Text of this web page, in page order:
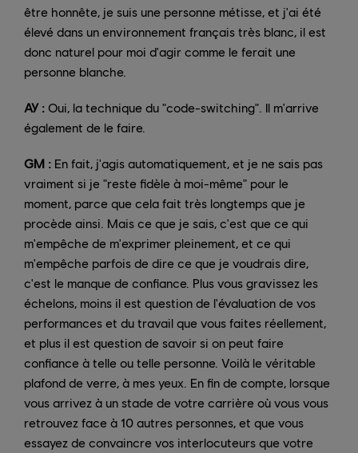
être honnête, je suis une personne métisse, et j'ai été
élevé dans un environnement français très blanc, il est
donc naturel pour moi d'agir comme le ferait une
personne blanche.
AY : Oui, la technique du "code-switching". Il m'arrive
également de le faire.
GM : En fait, j'agis automatiquement, et je ne sais pas
vraiment si je "reste fidèle à moi-même" pour le
moment, parce que cela fait très longtemps que je
procède ainsi. Mais ce que je sais, c'est que ce qui
m'empêche de m'exprimer pleinement, et ce qui
m'empêche parfois de dire ce que je voudrais dire,
c'est le manque de confiance. Plus vous gravissez les
échelons, moins il est question de l'évaluation de vos
performances et du travail que vous faites réellement,
et plus il est question de savoir si on peut faire
confiance à telle ou telle personne. Voilà le véritable
plafond de verre, à mes yeux. En fin de compte, lorsque
vous arrivez à un stade de votre carrière où vous vous
retrouvez face à 10 autres personnes, et que vous
essayez de convaincre vos interlocuteurs que votre